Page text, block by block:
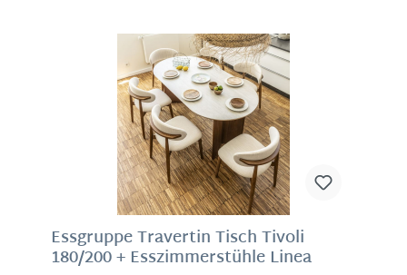
elegante, hochwertige Note. Erhältlich in den
Farben Bordeaux, Beige oder Braun, lässt sich
der Drehhocker harmonisch in verschiedene
Einrichtungsstile integrieren – von modern über
minimalistisch bis hin zu warmen, wohnlichen
Konzepten. Ob als funktionales Möbelstück oder
als stilvolles Designobjekt – dieser Bouclé-Hocker
bringt Komfort, Eleganz und moderne
Wohnlichkeit in Ihr Zuhause. Material: Polyester,
MetallMaße: 47 x 39 cm (H/D)
Essgruppe Travertin Tisch Tivoli
180/200 + Esszimmerstühle Linea